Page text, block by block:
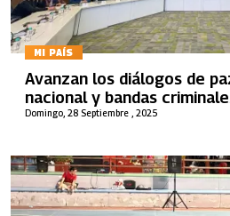
MI PAÍS
Domingo, 28 Septiembre , 2025
Avanzan los diálogos de
nacional y bandas